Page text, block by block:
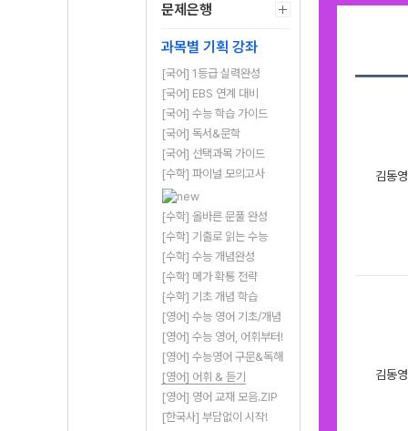
문제은행
과목별 기획 강좌
[국어] 1등급 실력완성
[국어] EBS 연계 대비
[국어] 수능 학습 가이드
[국어] 독서&문학
[국어] 선택과목 가이드
[수학] 파이널 모의고사
[수학] 올바른 문풀 완성
[수학] 기출로 읽는 수능
[수학] 수능 개념완성
[수학] 메가 확통 전략
[수학] 기초 개념 학습
[영어] 수능 영어 기초/개념
[영어] 수능 영어, 어휘부터!
[영어] 수능영어 구문&독해
[영어] 어휘 & 듣기
[영어] 영어 교재 모음.ZIP
[한국사] 부담없이 시작!
김동영
김동영